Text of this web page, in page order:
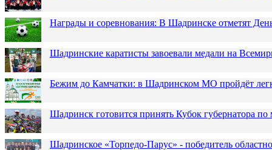
Награды и соревнования: В Шадринске отметят
Шадринские каратисты завоевали медали на
Бежим до Камчатки: в Шадринском МО пройдёт
Шадринск готовится принять Кубок губернатора по
Шадринское «Торпедо-Парус» - победитель